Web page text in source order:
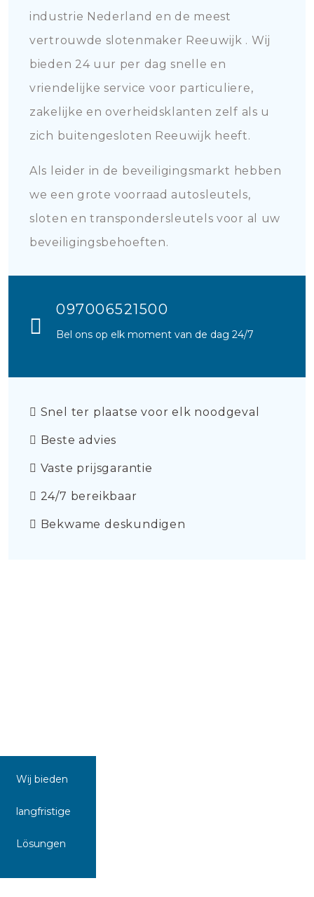
industrie Nederland en de meest
vertrouwde slotenmaker Reeuwijk . Wij
bieden 24 uur per dag snelle en
vriendelijke service voor particuliere,
zakelijke en overheidsklanten zelf als u
zich buitengesloten Reeuwijk heeft.
Als leider in de beveiligingsmarkt hebben
we een grote voorraad autosleutels,
sloten en transpondersleutels voor al uw
beveiligingsbehoeften.
097006521500
Bel ons op elk moment van de dag 24/7
Snel ter plaatse voor elk noodgeval
Beste advies
Vaste prijsgarantie
24/7 bereikbaar
Bekwame deskundigen
Wij bieden
langfristige
Lösungen